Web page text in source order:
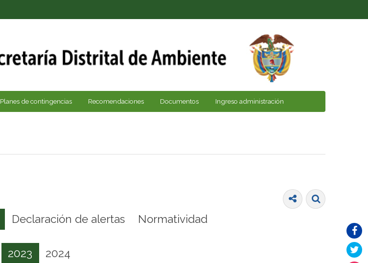
Planes de contingencias Recomendaciones Documentos Ingreso administración
Declaración de alertas Normatividad
2023 2024